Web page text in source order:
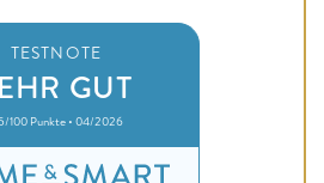
TESTNOTE
GUT
100 Punkte • 04/2026